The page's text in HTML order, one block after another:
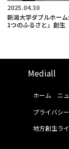
2025.04.30
新潟大学ダブルホー
1つのふるさと」創生
Mediall
ホーム ニ
プライバシ
地方創生ラ